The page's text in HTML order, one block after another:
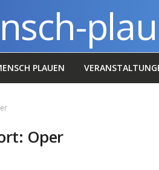
PLAUEN
Oper